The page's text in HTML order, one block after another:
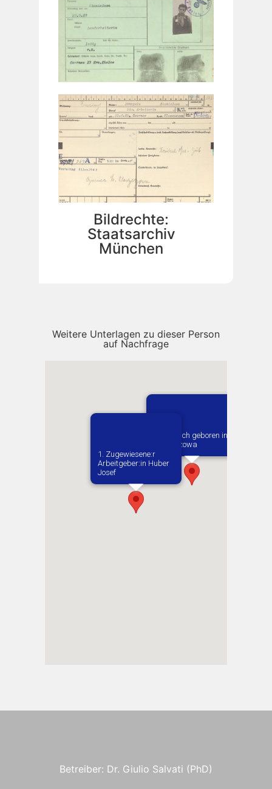
Bildrechte:
Staatsarchiv
München
Weitere Unterlagen zu dieser Person
auf Nachfrage
Vermutlich geboren in
Wloszczowa
1. Zugewiesene:r
Arbeitgeber:in​ Huber
Josef
Betreiber: Dr. Giulio Salvati (PhD)